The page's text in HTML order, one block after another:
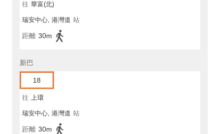
往 華富(北)
瑞安中心, 港灣道 站
距離 30m
新巴
18
往 上環
瑞安中心, 港灣道 站
距離 30m